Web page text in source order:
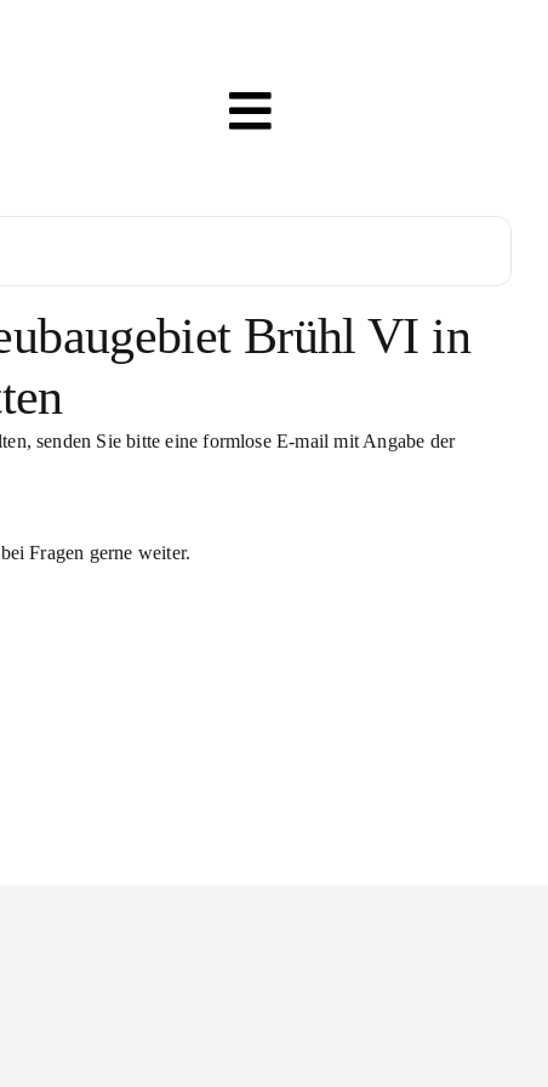
Brühl VI in
senden Sie bitte eine formlose E-mail mit Angabe der
Fragen gerne weiter.